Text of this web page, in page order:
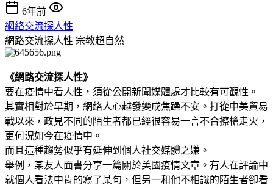
6年前
網絡交流探人性
網路交流探人性 宗教超自然
《網路交流探人性》
要在疫情中看人性，須從公開新聞媒體處才比較有可觀性。
其實相對於早期，網絡人心越發變成焦躁不安。打從中美貿易
戰以來，政見不同的陌生者都已經很容易一言不合擦槍走火，
更何況如今在疫情中。
而且這種趨勢似乎有延伸到個人社交媒體之嫌。
舉例，某友人面書分享一篇關於美國疫情文章。有人在評論中
就個人看法中肯的寫了某句，但另一和他不相識的陌生者卻看